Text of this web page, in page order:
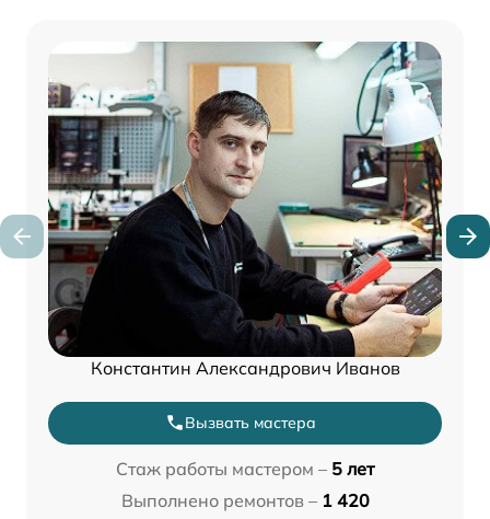
Константин Александрович Иванов
Вызвать мастера
Стаж работы мастером – 5 лет
Выполнено ремонтов – 1 420